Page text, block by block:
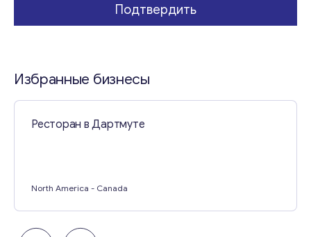
Подтвердить
Избранные бизнесы
Ресторан в Дартмуте
North America - Canada